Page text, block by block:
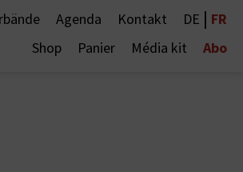
Agenda Kontakt DE | FR
Shop Panier Média kit Abo